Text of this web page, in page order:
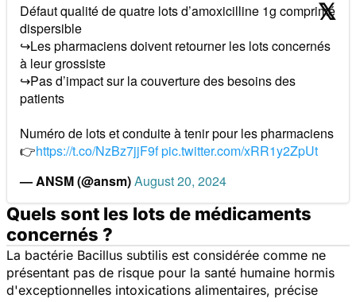
Défaut qualité de quatre lots d’amoxicilline 1g comprimé
dispersible
↪️Les pharmaciens doivent retourner les lots concernés
à leur grossiste
↪️Pas d’impact sur la couverture des besoins des
patients
Numéro de lots et conduite à tenir pour les pharmaciens
👉https://t.co/NzBz7jjF9fpic.twitter.com/xRR1y2ZpUt
— ANSM (@ansm)August 20, 2024
Quels sont les lots de médicaments
concernés ?
La bactérie Bacillus subtilis est considérée comme ne
présentant pas de risque pour la santé humaine hormis
d'exceptionnelles intoxications alimentaires, précise